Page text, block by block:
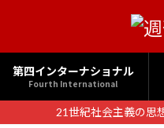
第四インターナショナル
Fourth International
21世紀社会主義の思